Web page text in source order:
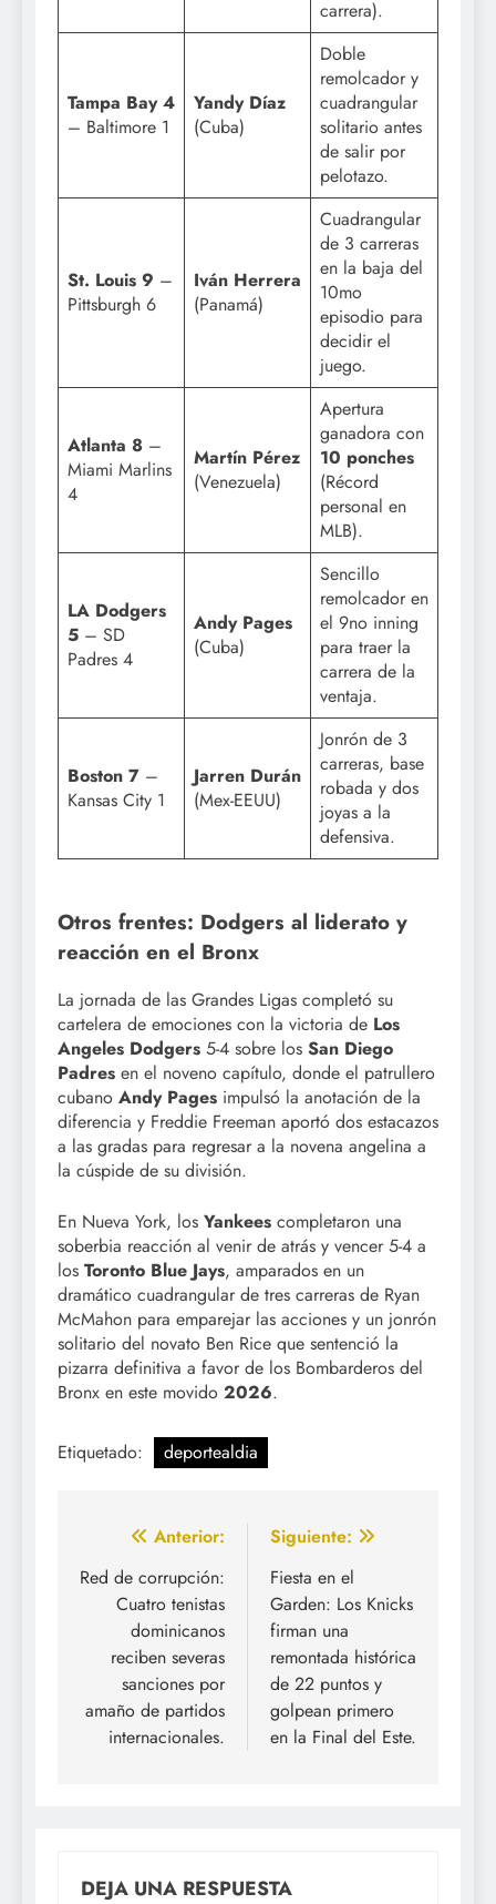
carrera).
Tampa Bay 4
– Baltimore 1
Yandy Díaz
(Cuba)
Doble
remolcador y
cuadrangular
solitario antes
de salir por
pelotazo.
St. Louis 9 –
Pittsburgh 6
Iván Herrera
(Panamá)
Cuadrangular
de 3 carreras
en la baja del
10mo
episodio para
decidir el
juego.
Atlanta 8 –
Miami Marlins
4
Martín Pérez
(Venezuela)
Apertura
ganadora con
10 ponches
(Récord
personal en
MLB).
LA Dodgers
5 – SD
Padres 4
Andy Pages
(Cuba)
Sencillo
remolcador en
el 9no inning
para traer la
carrera de la
ventaja.
Boston 7 –
Kansas City 1
Jarren Durán
(Mex-EEUU)
Jonrón de 3
carreras, base
robada y dos
joyas a la
defensiva.
Otros frentes: Dodgers al liderato y
reacción en el Bronx
La jornada de las Grandes Ligas completó su
cartelera de emociones con la victoria de Los
Angeles Dodgers 5-4 sobre los San Diego
Padres en el noveno capítulo, donde el patrullero
cubano Andy Pages impulsó la anotación de la
diferencia y Freddie Freeman aportó dos estacazos
a las gradas para regresar a la novena angelina a
la cúspide de su división.
En Nueva York, los Yankees completaron una
soberbia reacción al venir de atrás y vencer 5-4 a
los Toronto Blue Jays, amparados en un
dramático cuadrangular de tres carreras de Ryan
McMahon para emparejar las acciones y un jonrón
solitario del novato Ben Rice que sentenció la
pizarra definitiva a favor de los Bombarderos del
Bronx en este movido 2026.
Etiquetado: deportealdia
Navegación
de
entradas
Anterior:
Red de corrupción:
Cuatro tenistas
dominicanos
reciben severas
sanciones por
amaño de partidos
internacionales.
Siguiente:
Fiesta en el
Garden: Los Knicks
firman una
remontada histórica
de 22 puntos y
golpean primero
en la Final del Este.
DEJA UNA RESPUESTA